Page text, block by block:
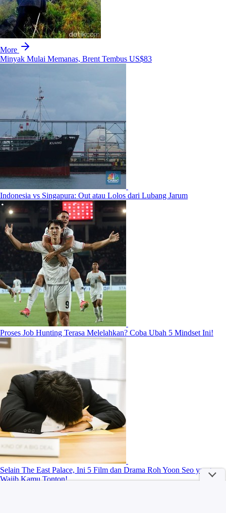
More
Minyak Mulai Memanas, Brent Tembus US$83
Indonesia vs Singapura: Out atau Lolos dari Lubang Jarum
Proses Job Hunting Terasa Melelahkan? Coba Ubah 5 Mindset Ini!
Selain The East Palace, Ini 5 Film dan Drama Roh Yoon Seo yang
Wajib Kamu Tonton!